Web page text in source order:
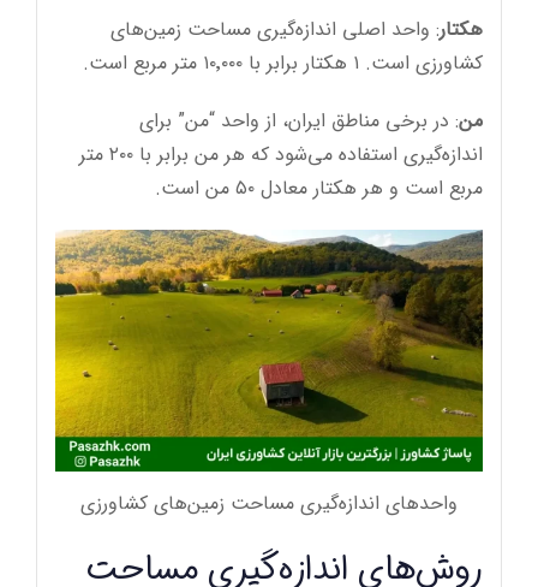
هکتار: واحد اصلی اندازه‌گیری مساحت زمین‌های
کشاورزی است. ۱ هکتار برابر با ۱۰٬۰۰۰ متر مربع است.
من: در برخی مناطق ایران، از واحد “من” برای
اندازه‌گیری استفاده می‌شود که هر من برابر با ۲۰۰ متر
مربع است و هر هکتار معادل ۵۰ من است.
واحدهای اندازه‌گیری مساحت زمین‌های کشاورزی
روش‌های اندازه‌گیری مساحت